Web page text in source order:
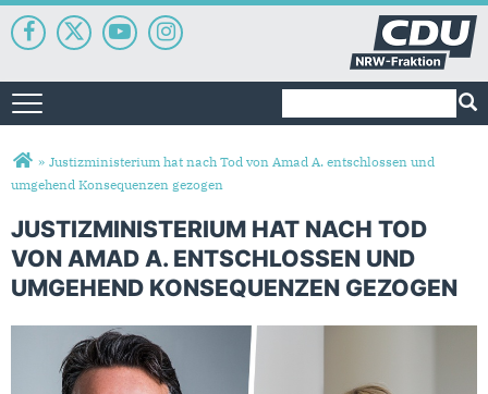
Toggle navigation
Sie sind hier
» Justizministerium hat nach Tod von Amad A. entschlossen und
umgehend Konsequenzen gezogen
JUSTIZMINISTERIUM HAT NACH TOD
VON AMAD A. ENTSCHLOSSEN UND
UMGEHEND KONSEQUENZEN GEZOGEN